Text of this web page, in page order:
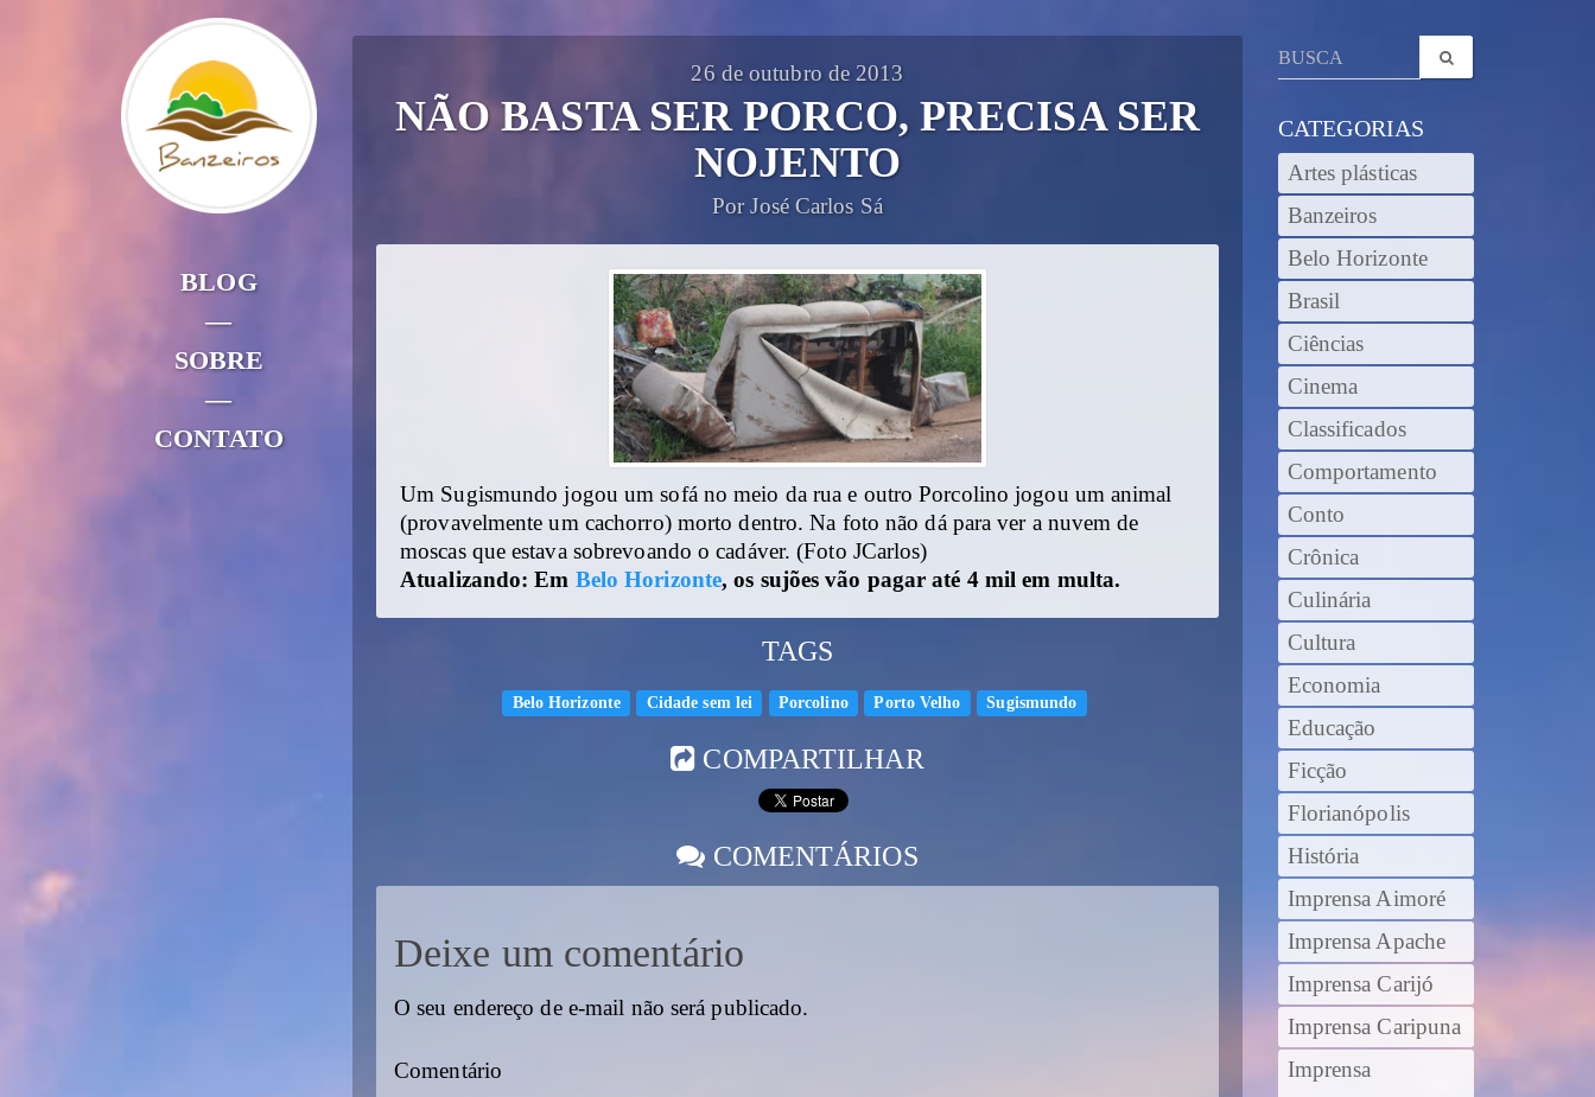
BLOG
—
SOBRE
—
CONTATO
26 de outubro de 2013
NÃO BASTA SER PORCO, PRECISA SER
NOJENTO
Por José Carlos Sá
Um Sugismundo jogou um sofá no meio da rua e outro Porcolino jogou um animal
(provavelmente um cachorro) morto dentro. Na foto não dá para ver a nuvem de
moscas que estava sobrevoando o cadáver. (Foto JCarlos)
Atualizando: Em Belo Horizonte, os sujões vão pagar até 4 mil em multa.
TAGS
Belo Horizonte Cidade sem lei Porcolino Porto Velho Sugismundo
COMPARTILHAR
COMENTÁRIOS
Deixe um comentário
O seu endereço de e-mail não será publicado.
Comentário
CATEGORIAS
Artes plásticas
Banzeiros
Belo Horizonte
Brasil
Ciências
Cinema
Classificados
Comportamento
Conto
Crônica
Culinária
Cultura
Economia
Educação
Ficção
Florianópolis
História
Imprensa Aimoré
Imprensa Apache
Imprensa Carijó
Imprensa Caripuna
Imprensa